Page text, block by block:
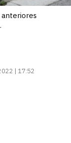
| 17:52